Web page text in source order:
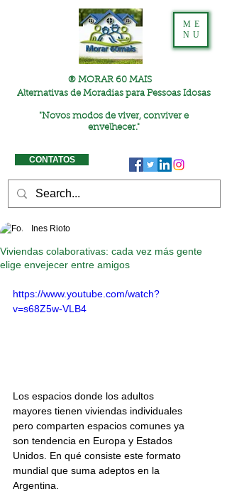
® MORAR 60 MAIS
Alternativas de Moradias para Pessoas Idosas
"Novos modos de viver, conviver e
envelhecer."
ME
NU
CONTATOS
Viviendas colaborativas: cada vez más gente
elige envejecer entre amigos
Ines Rioto
https://www.youtube.com/watch?
v=s68Z5w-VLB4
Los espacios donde los adultos
mayores tienen viviendas individuales
pero comparten espacios comunes ya
son tendencia en Europa y Estados
Unidos. En qué consiste este formato
mundial que suma adeptos en la
Argentina.